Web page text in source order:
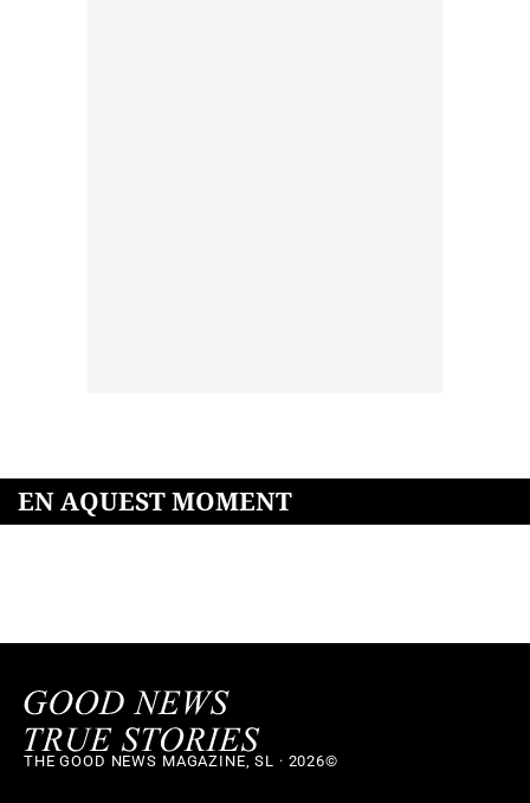
EN AQUEST MOMENT
THE GOOD NEWS MAGAZINE, SL · 2026©